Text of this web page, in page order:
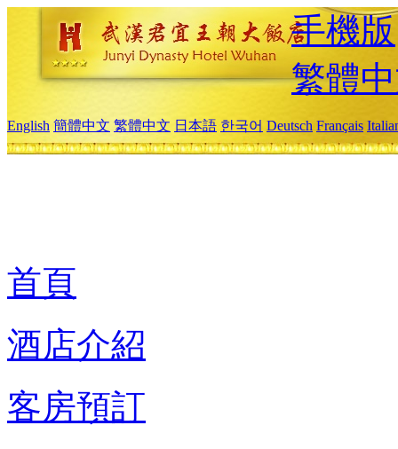
手機版
繁體
English 簡體中文 繁體中文 日本語 한국어 Deutsch Français
首頁
酒店介紹
客房預訂